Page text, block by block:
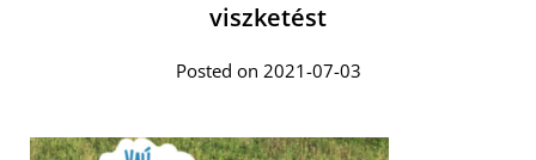
viszketést
Posted on 2021-07-03